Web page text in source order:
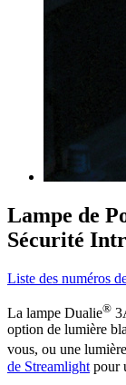
Lampe de
Sécurité
Liste des numéros
La lampe Dualie®
option de lumière
vous, ou une
de Streamlight pour